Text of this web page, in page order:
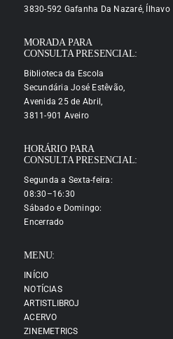
3830-592 Gafanha Da Nazaré, Ílhavo
MORADA PARA
CONSULTA PRESENCIAL:
Biblioteca da Escola
Secundária José Estêvão,
Avenida 25 de Abril,
3811-901 Aveiro
HORÁRIO PARA
CONSULTA PRESENCIAL:
Segunda a Sexta-feira:
08:30–16:30
Sábado e Domingo:
Encerrado
MENU:
INÍCIO
NOTÍCIAS
ARTISTLIBROJ
ACERVO
ZINEMETRICS